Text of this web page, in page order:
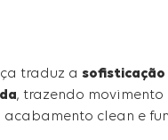
traduz a
, trazendo
acabamento clean e